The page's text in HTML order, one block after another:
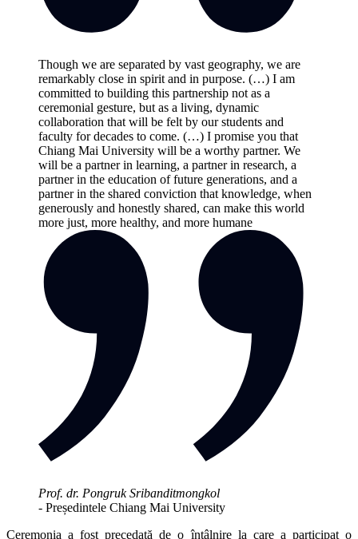
Though we are separated by vast geography, we are
remarkably close in spirit and in purpose. (…) I am
committed to building this partnership not as a
ceremonial gesture, but as a living, dynamic
collaboration that will be felt by our students and
faculty for decades to come. (…) I promise you that
Chiang Mai University will be a worthy partner. We
will be a partner in learning, a partner in research, a
partner in the education of future generations, and a
partner in the shared conviction that knowledge, when
generously and honestly shared, can make this world
more just, more healthy, and more humane
Prof. dr. Pongruk Sribanditmongkol
- Președintele Chiang Mai University
Ceremonia a fost precedată de o întâlnire la care a participat o